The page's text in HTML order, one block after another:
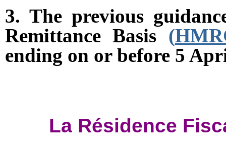
3. The previous
Remittance Basis (
ending on or before 5
La Résidence